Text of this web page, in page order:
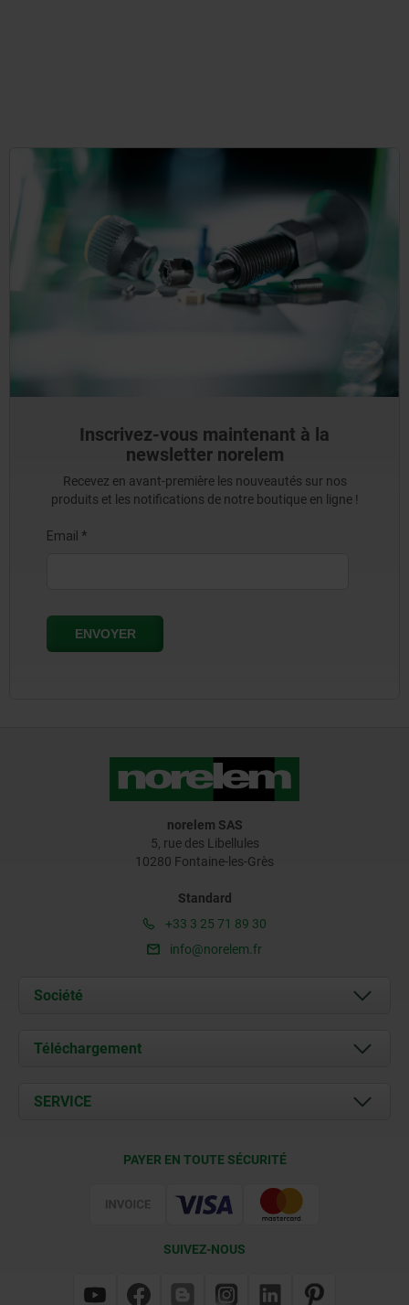
Inscrivez-vous maintenant à la
newsletter norelem
Recevez en avant-première les nouveautés sur nos
produits et les notifications de notre boutique en ligne !
norelem SAS
5, rue des Libellules
10280 Fontaine-les-Grès
Standard
+33 3 25 71 89 30
info@norelem.fr
Société
À propos de nous
Contact
Téléchargement
Documents
SERVICE
PAYER EN TOUTE SÉCURITÉ
SUIVEZ-NOUS